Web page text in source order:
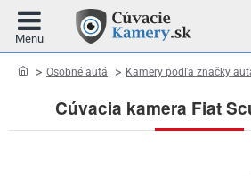
Cúvacia kamera Fiat
homeOsobné autá Kamery podľa značky